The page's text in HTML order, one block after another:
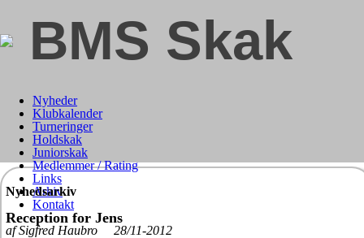
BMS Skak
Nyheder
Klubkalender
Turneringer
Holdskak
Juniorskak
Medlemmer / Rating
Links
Arkiv
Kontakt
Nyhedsarkiv
Reception for Jens
af Sigfred Haubro 28/11-2012